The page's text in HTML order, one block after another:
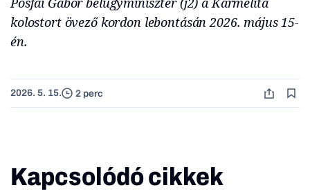
kolostort övező kordon lebontásán 2026. május 15-
én.
2026. 5. 15. 2 perc
Kapcsolódó cikkek